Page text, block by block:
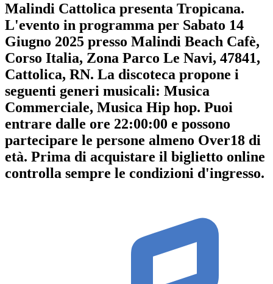
Malindi Cattolica presenta Tropicana.
L'evento in programma per Sabato 14
Giugno 2025 presso Malindi Beach Cafè,
Corso Italia, Zona Parco Le Navi, 47841,
Cattolica, RN. La discoteca propone i
seguenti generi musicali: Musica
Commerciale, Musica Hip hop. Puoi
entrare dalle ore 22:00:00 e possono
partecipare le persone almeno Over18 di
età. Prima di acquistare il biglietto online
controlla sempre le condizioni d'ingresso.